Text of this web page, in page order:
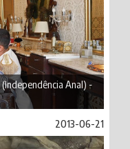
Anal) -
2013-06-21